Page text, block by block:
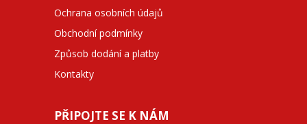
Ochrana osobních údajů
Obchodní podmínky
Způsob dodání a platby
Kontakty
PŘIPOJTE SE K NÁM